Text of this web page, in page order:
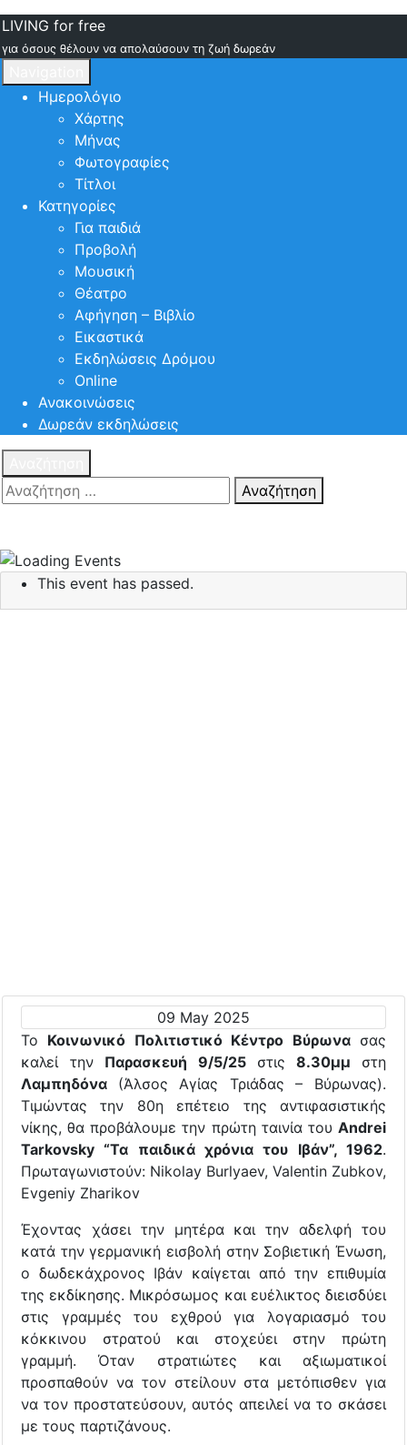
LIVING for free
για όσους θέλουν να απολαύσουν τη ζωή δωρεάν
Ημερολόγιο
Χάρτης
Μήνας
Φωτογραφίες
Τίτλοι
Κατηγορίες
Για παιδιά
Προβολή
Μουσική
Θέατρο
Αφήγηση – Βιβλίο
Εικαστικά
Εκδηλώσεις Δρόμου
Online
Ανακοινώσεις
Δωρεάν εκδηλώσεις
Αναζήτηση
This event has passed.
09 May 2025
Το Κοινωνικό Πολιτιστικό Κέντρο Βύρωνασας
καλεί την Παρασκευή 9/5/25 στις8.30μμ στη
Λαμπηδόνα (Άλσος Αγίας Τριάδας – Βύρωνας).
Τιμώντας την 80η επέτειο της αντιφασιστικής
νίκης, θα προβάλουμε την πρώτη ταινία του Andrei
Tarkovsky “Τα παιδικά χρόνια του Ιβάν”, 1962.
Πρωταγωνιστούν: Nikolay Burlyaev, Valentin Zubkov,
Evgeniy Zharikov
Έχοντας χάσει την μητέρα και την αδελφή του
κατά την γερμανική εισβολή στην Σοβιετική Ένωση,
ο δωδεκάχρονος Ιβάν καίγεται από την επιθυμία
της εκδίκησης. Μικρόσωμος και ευέλικτος διεισδύει
στις γραμμές του εχθρού για λογαριασμό του
κόκκινου στρατού και στοχεύει στην πρώτη
γραμμή. Όταν στρατιώτες και αξιωματικοί
προσπαθούν να τον στείλουν στα μετόπισθεν για
να τον προστατεύσουν, αυτός απειλεί να το σκάσει
με τους παρτιζάνους.